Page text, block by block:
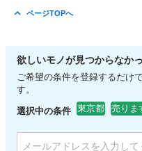
ページTOPへ
欲しいモノが見つからなか
ご希望の条件を登録するだけ
す。
選択中の条件 東京都 売りま